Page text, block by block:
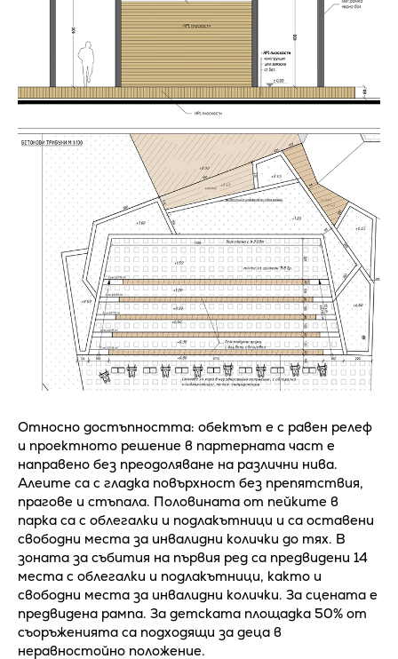
Относно достъпността: обектът е с равен релеф
и проектното решение в партерната част е
направено без преодоляване на различни нива.
Алеите са с гладка повърхност без препятствия,
прагове и стъпала. Половината от пейките в
парка са с облегалки и подлакътници и са оставени
свободни места за инвалидни колички до тях. В
зоната за събития на първия ред са предвидени 14
места с облегалки и подлакътници, както и
свободни места за инвалидни колички. За сцената е
предвидена рампа. За детската площадка 50% от
съоръженията са подходящи за деца в
неравностойно положение.